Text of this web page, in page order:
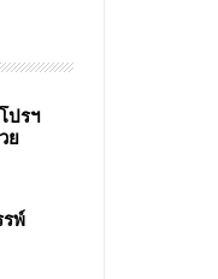
ปรฯ
ย
รพ์